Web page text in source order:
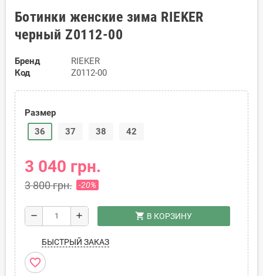
Ботинки женские зима RIEKER
черный Z0112-00
Бренд
RIEKER
Код
Z0112-00
Размер
36
37 38 42
3 040 грн.
3 800 грн. -20%
remove add shopping_cart В КОРЗИНУ
БЫСТРЫЙ ЗАКАЗ
favorite_border